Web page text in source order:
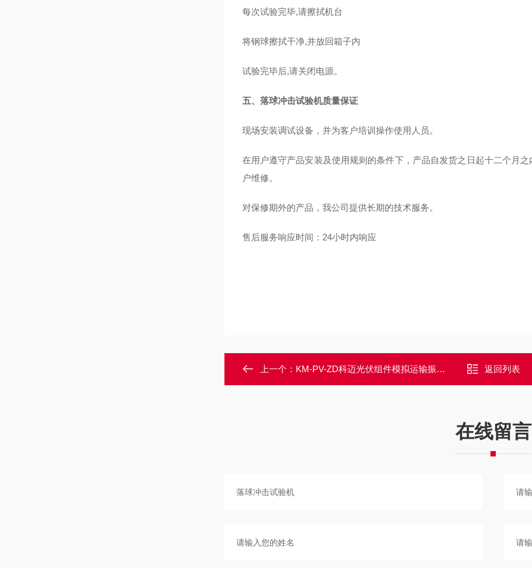
每次试验完毕,请擦拭机台
将钢球擦拭干净,并放回箱子内
试验完毕后,请关闭电源。
五、 落球冲击试验机质量保证
现场安装调试设备，并为客户培训操作使用人员。
在用户遵守产品安装及使用规则的条件下，产品自发货之日起十二个月
户维修。
对保修期外的产品，我公司提供长期的技术服务。
售后服务响应时间：24小时内响应
上一个： KM-PV-ZD科迈光伏组件模拟运输振动台 返回列表
在线留言